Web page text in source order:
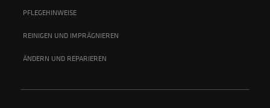
PFLEGEHINWEISE
REINIGEN UND IMPRÄGNIEREN
ÄNDERN UND REPARIEREN